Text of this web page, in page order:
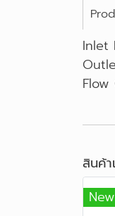
Inlet
สินค้
New